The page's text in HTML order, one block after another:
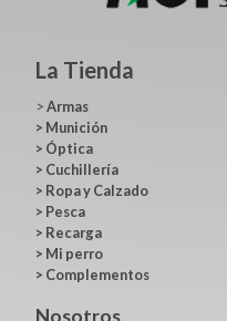
La Tienda
>Armas
> Munición
> Óptica
> Cuchillería
> Ropa y Calzado
> Pesca
> Recarga
> Mi perro
> Complementos
Nosotros